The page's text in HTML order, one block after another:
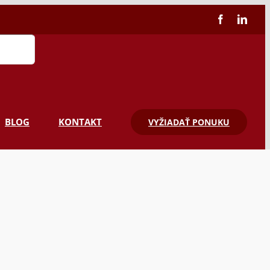
Facebook
BLOG KONTAKT VYŽIADAŤ PONUKU